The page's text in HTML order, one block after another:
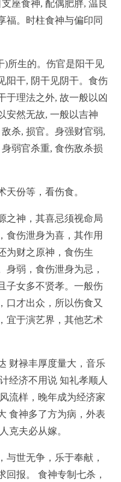
座食神, 配偶肥胖, 温良
福。时柱食神与偏印同
)所生的。伤官是阳干见
阳干, 阴干见阴干。食伤
于理法之外, 故一般以凶
安然无故, 一般以吉神
杀, 损官。身强财官弱,
弱官杀重, 食伤敌杀损
份等，看伤食。
之神，其喜忌须视命局
食伤泄身为喜，其作用
为财之原神，食伤生
身弱，食伤泄身为忌，
子女多不贤孝。一般伤
口才出众，所以伤食又
宜于演艺界，其他艺术
财禄丰厚度量大，音乐
经济不用说 知礼孝顺人
流样，晚年成为经济家
食神多了方为病，外表
克夫必从嫁。
与世无争，乐于奉献，
回报。 食神专制七杀，